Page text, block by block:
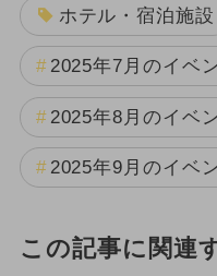
ホテル・宿泊施設
2025年7月のイベ
2025年8月のイベ
2025年9月のイベ
この記事に関連